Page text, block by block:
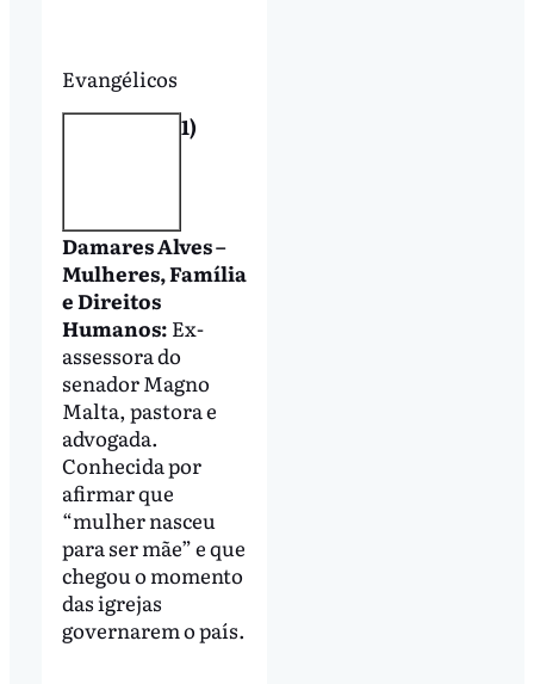
Evangélicos
1)
Damares Alves –
Mulheres, Família
e Direitos
Humanos: Ex-
assessora do
senador Magno
Malta, pastora e
advogada.
Conhecida por
afirmar que
“mulher nasceu
para ser mãe” e que
chegou o momento
das igrejas
governarem o país.